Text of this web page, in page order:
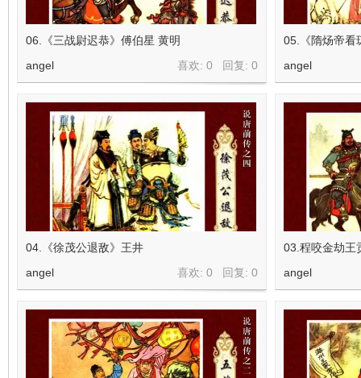
06.《三战尉迟恭》傅伯星 黄明
喜欢: 0 回复: 0
angel
05.《隋炀帝看
angel
04.《徐茂公退敌》王井
喜欢: 0 回复: 0
angel
03.程咬金劫王
angel